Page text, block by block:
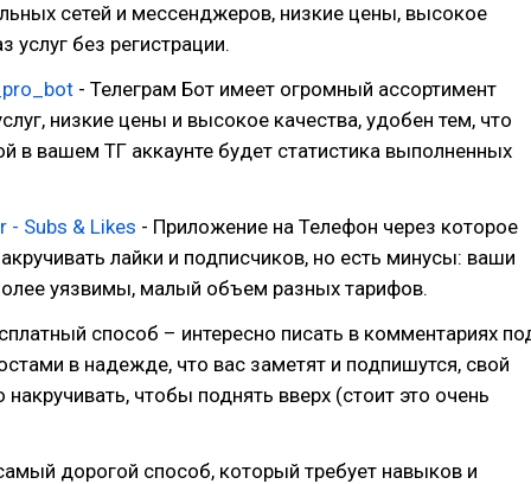
сетей и мессенджеров, низкие цены, высокое
услуг без регистрации.
- Телеграм Бот имеет огромный ассортимент
низкие цены и высокое качества, удобен тем, что
в вашем ТГ аккаунте будет статистика выполненных
- Subs & Likes - Приложение на Телефон через которое
лайки и подписчиков, но есть минусы: ваши
уязвимы, малый объем разных тарифов.
способ – интересно писать в комментариях
в надежде, что вас заметят и подпишутся, свой
чтобы поднять вверх (стоит это очень
дорогой способ, который требует навыков и